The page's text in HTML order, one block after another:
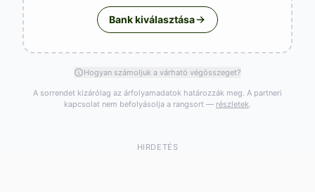
Bank kiválasztása
Hogyan számoljuk a várható végösszeget?
A sorrendet kizárólag az árfolyamadatok határozzák meg. A partneri
kapcsolat nem befolyásolja a rangsort — részletek
HIRDETÉS